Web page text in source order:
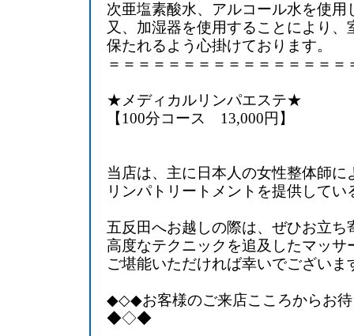
次亜塩素酸水、アルコール水を使用
又、加湿器を使用することにより、
保たれるよう心掛けております。
＝＝＝＝＝＝＝＝＝＝＝＝＝＝＝＝
★メディカルリンパエステ★
【100分コース 13,000円】
当店は、主に日本人の女性整体師に
リンパトリートメントを提供して
五反田へお越しの際は、ぜひお立ち
高度なテクニックを追及したマッサ
ご堪能いただければ幸いでございま
◆◇◆お客様のご来店こころからお
◆◇◆